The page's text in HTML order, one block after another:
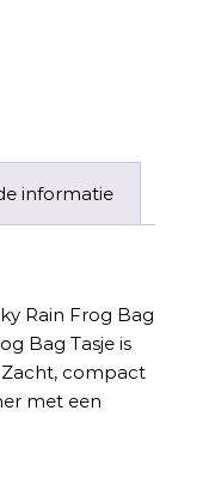
informatie
Rain Frog Bag
Bag Tasje is
Zacht, compact
met een